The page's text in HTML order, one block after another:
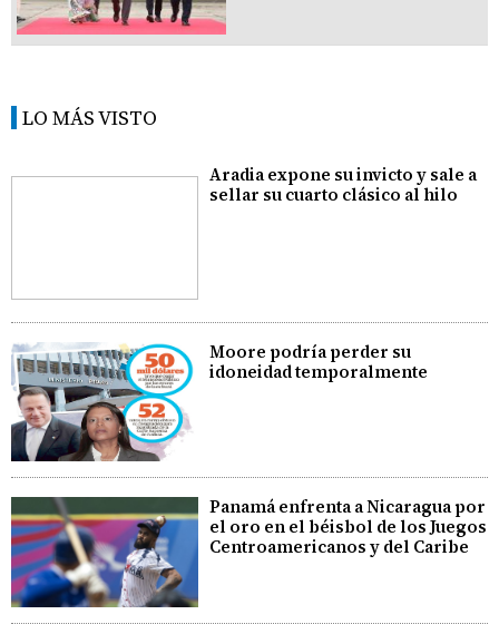
LO MÁS VISTO
Aradia expone su invicto y sale a
sellar su cuarto clásico al hilo
Moore podría perder su
idoneidad temporalmente
Panamá enfrenta a Nicaragua por
el oro en el béisbol de los Juegos
Centroamericanos y del Caribe